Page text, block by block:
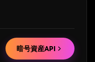
暗号資産API